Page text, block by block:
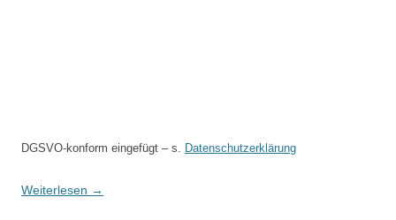
DGSVO-konform eingefügt – s. Datenschutzerklärung
Weiterlesen →